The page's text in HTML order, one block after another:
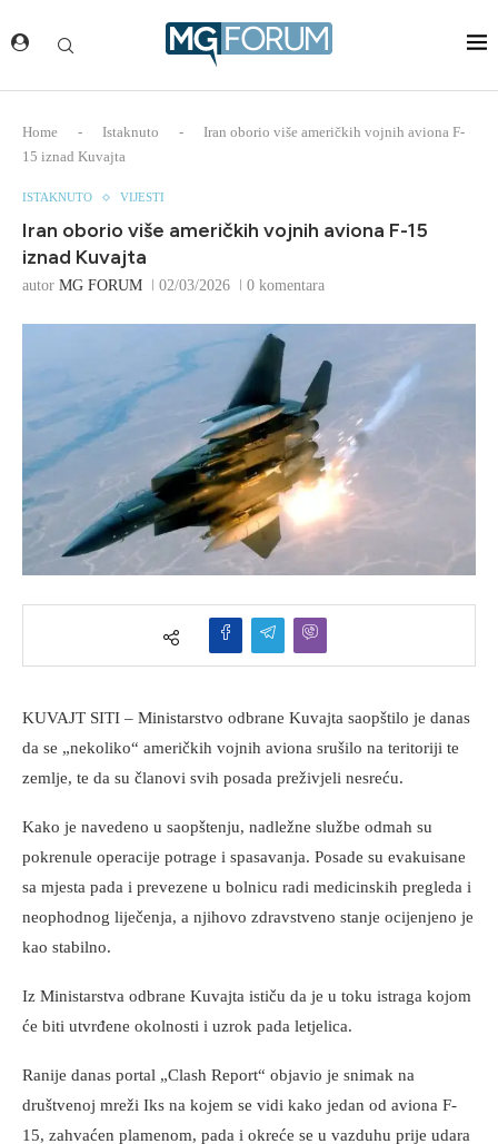
Home - Istaknuto -
Iran oborio više američkih vojnih aviona F-
15 iznad Kuvajta
ISTAKNUTO VIJESTI
Iran oborio više američkih vojnih aviona F-15
iznad Kuvajta
autor MG FORUM 02/03/2026 0 komentara
KUVAJT SITI – Ministarstvo odbrane Kuvajta saopštilo je danas
da se „nekoliko“ američkih vojnih aviona srušilo na teritoriji te
zemlje, te da su članovi svih posada preživjeli nesreću.
Kako je navedeno u saopštenju, nadležne službe odmah su
pokrenule operacije potrage i spasavanja. Posade su evakuisane
sa mjesta pada i prevezene u bolnicu radi medicinskih pregleda i
neophodnog liječenja, a njihovo zdravstveno stanje ocijenjeno je
kao stabilno.
Iz Ministarstva odbrane Kuvajta ističu da je u toku istraga kojom
će biti utvrđene okolnosti i uzrok pada letjelica.
Ranije danas portal „Clash Report“ objavio je snimak na
društvenoj mreži Iks na kojem se vidi kako jedan od aviona F-
15, zahvaćen plamenom, pada i okreće se u vazduhu prije udara